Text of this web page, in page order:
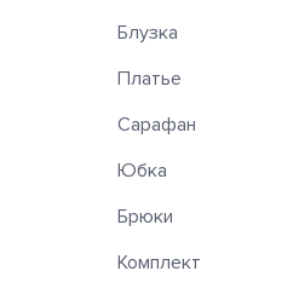
Блузка
Платье
Сарафан
Юбка
Брюки
Комплект